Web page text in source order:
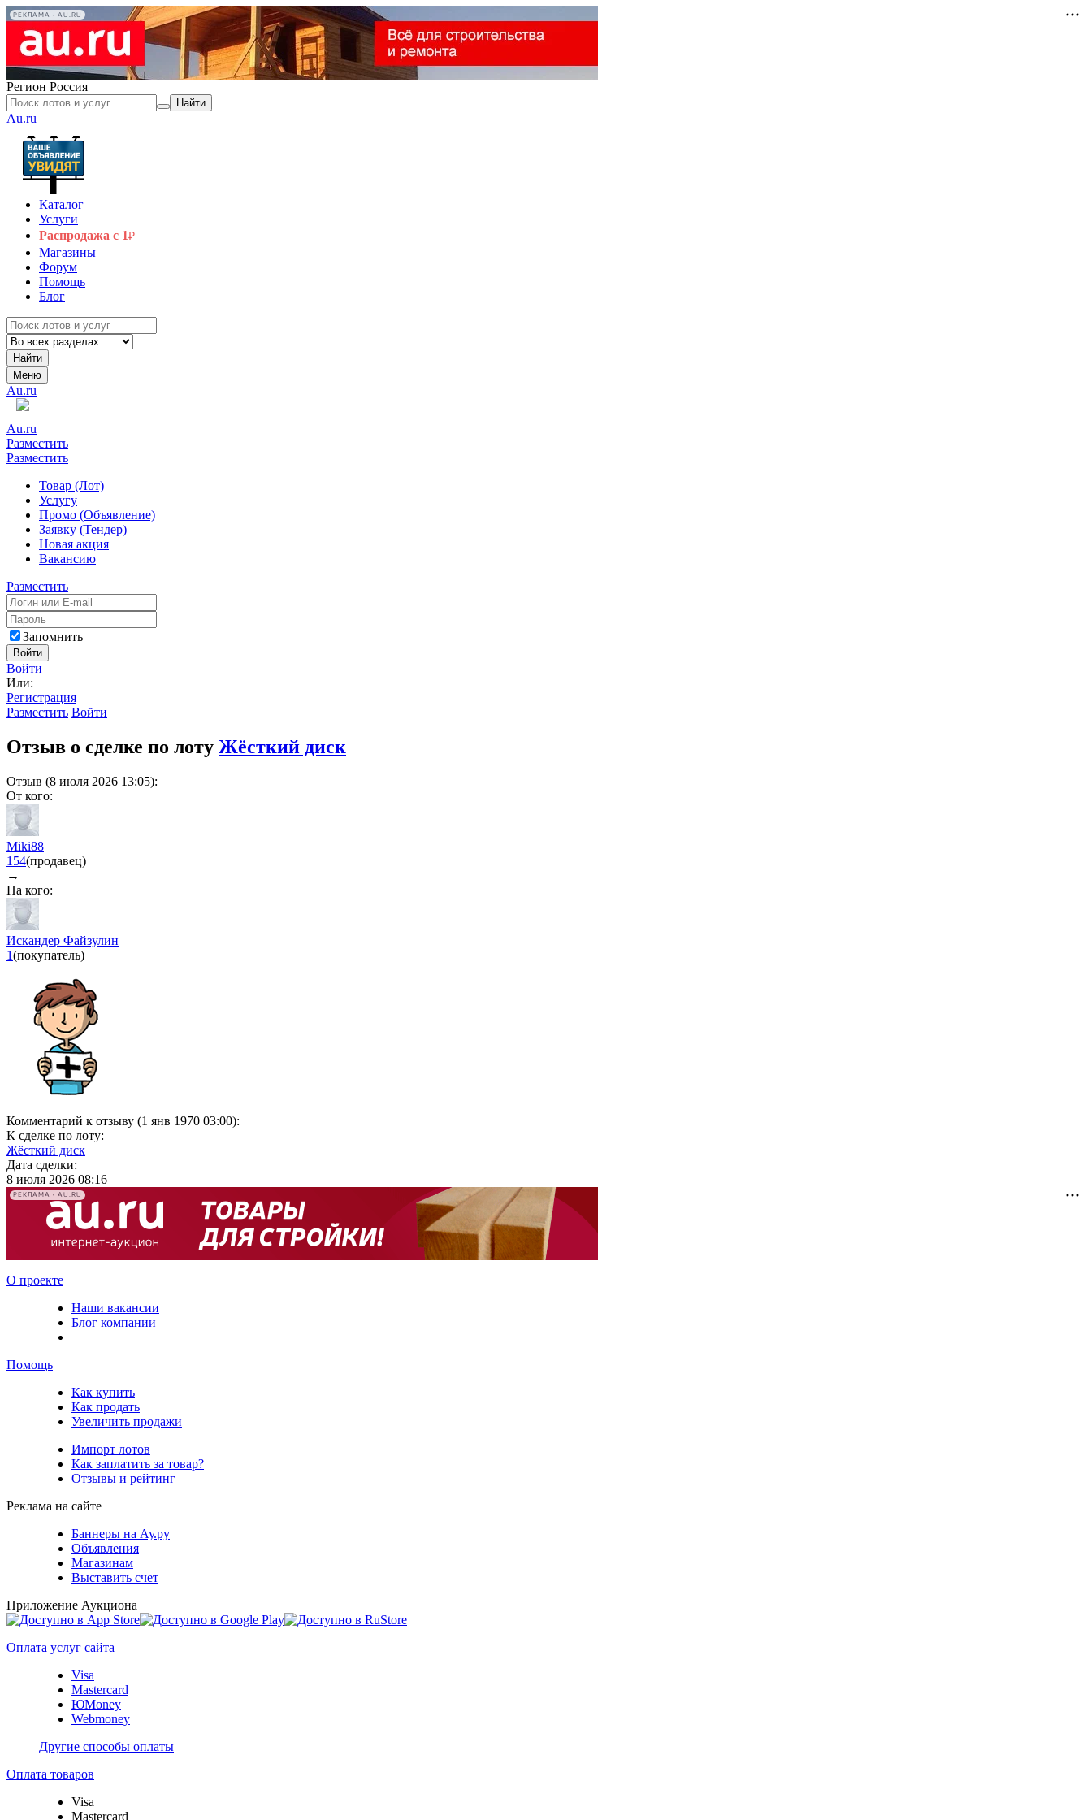
РЕКЛАМА • AU.RU
Регион Россия
Найти
Au.ru
Каталог
Услуги
Распродажа с 1₽
Магазины
Форум
Помощь
Блог
Найти
Меню
Au.ru
Au.ru
Разместить
Разместить
Товар (Лот)
Услугу
Промо (Объявление)
Заявку (Тендер)
Новая акция
Вакансию
Разместить
Запомнить
Войти
Войти
Или:
Регистрация
Разместить Войти
Отзыв о сделке по лоту Жёсткий диск
Отзыв (8 июля 2026 13:05):
От кого:
Miki88
154(продавец)
→
На кого:
Искандер Файзулин
1(покупатель)
Комментарий к отзыву (1 янв 1970 03:00):
К сделке по лоту:
Жёсткий диск
Дата сделки:
8 июля 2026 08:16
РЕКЛАМА • AU.RU
О проекте
Наши вакансии
Блог компании
Помощь
Как купить
Как продать
Увеличить продажи
Импорт лотов
Как заплатить за товар?
Отзывы и рейтинг
Реклама на сайте
Баннеры на Ау.ру
Объявления
Магазинам
Выставить счет
Приложение Аукциона
Оплата услуг сайта
Visa
Mastercard
ЮMoney
Webmoney
Другие способы оплаты
Оплата товаров
Visa
Mastercard